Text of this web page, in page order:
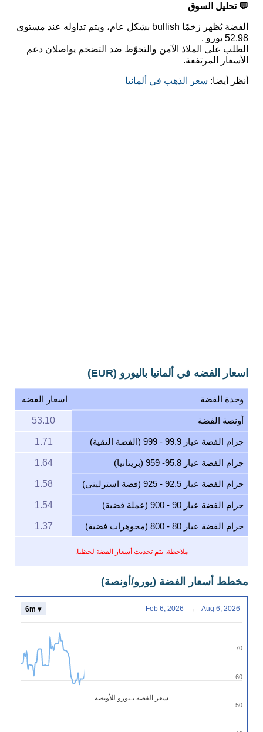
💬 تحليل السوق
الفضة يُظهر زخمًا bullish بشكل عام، ويتم تداوله عند مستوى
52.98 يورو .
الطلب على الملاذ الآمن والتحوّط ضد التضخم يواصلان دعم
الأسعار المرتفعة.
أنظر أيضا: سعر الذهب في ألمانيا
اسعار الفضه في ألمانيا باليورو (EUR)
وحدة الفضة اسعار الفضه
ملاحظة: يتم تحديث أسعار الفضة لحظيا.
أونصة الفضة 53.10
جرام الفضة عيار 99.9 - 999 (الفضة النقية) 1.71
جرام الفضة عيار 95.8- 959 (بريتانيا) 1.64
جرام الفضة عيار 92.5 - 925 (فضة استرليني) 1.58
جرام الفضة عيار 90 - 900 (عملة فضية) 1.54
جرام الفضة عيار 80 - 800 (مجوهرات فضية) 1.37
مخطط أسعار الفضة (يورو/أونصة)
سعر الفضة بـيورو للأونصة
50
60
70
6m ▾ Feb 6, 2026 → Aug 6, 2026